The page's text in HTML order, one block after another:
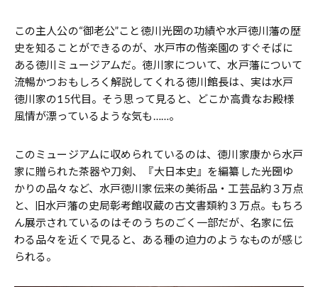
この主人公の“御老公”こと徳川光圀の功績や水戸徳川藩の歴
史を知ることができるのが、水戸市の偕楽園のすぐそばに
ある徳川ミュージアムだ。徳川家について、水戸藩について
流暢かつおもしろく解説してくれる徳川館長は、実は水戸
徳川家の15代目。そう思って見ると、どこか高貴なお殿様
風情が漂っているような気も……。
このミュージアムに収められているのは、徳川家康から水戸
家に贈られた茶器や刀剣、『大日本史』を編纂した光圀ゆ
かりの品々など、水戸徳川家伝来の美術品・工芸品約３万点
と、旧水戸藩の史局彰考館収蔵の古文書類約３万点。もちろ
ん展示されているのはそのうちのごく一部だが、名家に伝
わる品々を近くで見ると、ある種の迫力のようなものが感じ
られる。